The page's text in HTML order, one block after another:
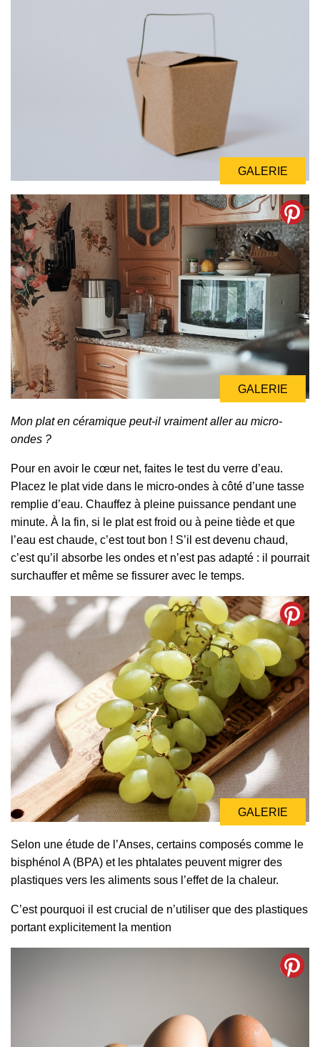
GALERIE
GALERIE
Mon plat en céramique peut-il vraiment aller au micro-
ondes ?
Pour en avoir le cœur net, faites le test du verre d’eau.
Placez le plat vide dans le micro-ondes à côté d’une tasse
remplie d’eau. Chauffez à pleine puissance pendant une
minute. À la fin, si le plat est froid ou à peine tiède et que
l’eau est chaude, c’est tout bon ! S’il est devenu chaud,
c’est qu’il absorbe les ondes et n’est pas adapté : il pourrait
surchauffer et même se fissurer avec le temps.
GALERIE
Selon une étude de l’Anses, certains composés comme le
bisphénol A (BPA) et les phtalates peuvent migrer des
plastiques vers les aliments sous l’effet de la chaleur.
C’est pourquoi il est crucial de n’utiliser que des plastiques
portant explicitement la mention